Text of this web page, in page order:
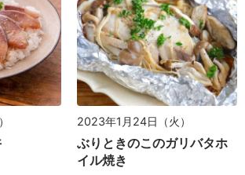
2023年1月24日（火）
ぶりときのこのガリバタホ
イル焼き